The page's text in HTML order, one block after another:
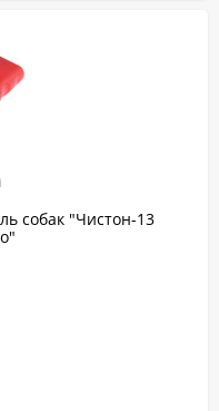
собак "Чистон-13